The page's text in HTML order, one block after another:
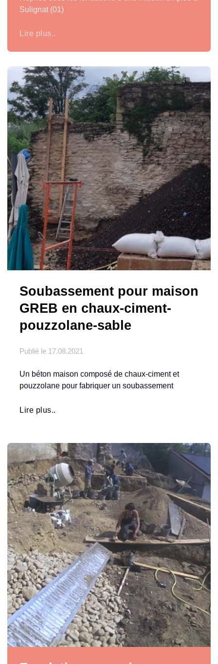
Sulignat (01)
Lire plus..
Soubassement pour maison
GREB en chaux-ciment-
pouzzolane-sable
Publié le 17.08.2021
Un béton maison composé de chaux-ciment et
pouzzolane pour fabriquer un soubassement
Lire plus..